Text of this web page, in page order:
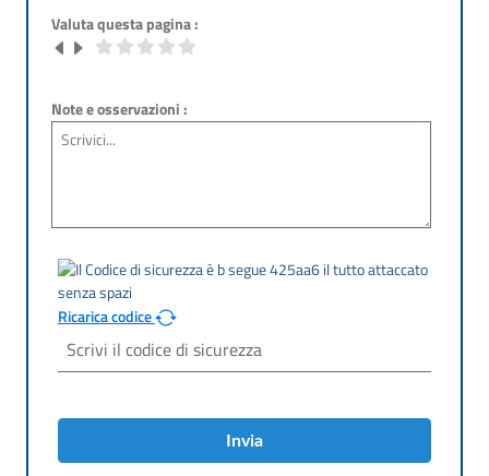
Valuta questa pagina :
Note e osservazioni :
Ricarica codice
Invia